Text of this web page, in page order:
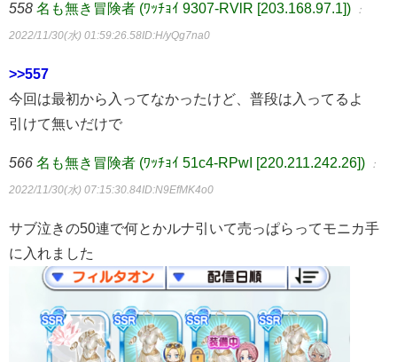
558 名も無き冒険者 (ﾜｯﾁｮｲ 9307-RVlR [203.168.97.1]) ：
2022/11/30(水) 01:59:26.58ID:H/yQg7na0
>>557
今回は最初から入ってなかったけど、普段は入ってるよ
引けて無いだけで
566 名も無き冒険者 (ﾜｯﾁｮｲ 51c4-RPwI [220.211.242.26]) ：
2022/11/30(水) 07:15:30.84ID:N9EfMK4o0
サブ泣きの50連で何とかルナ引いて売っぱらってモニカ手
に入れました